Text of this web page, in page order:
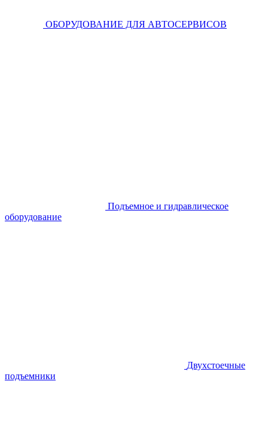
ОБОРУДОВАНИЕ ДЛЯ АВТОСЕРВИСОВ
Подъемное и гидравлическое
оборудование
Двухстоечные
подъемники